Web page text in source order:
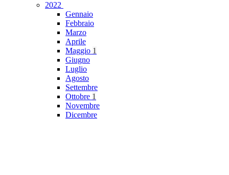
2022
Gennaio
Febbraio
Marzo
Aprile
Maggio 1
Giugno
Luglio
Agosto
Settembre
Ottobre 1
Novembre
Dicembre